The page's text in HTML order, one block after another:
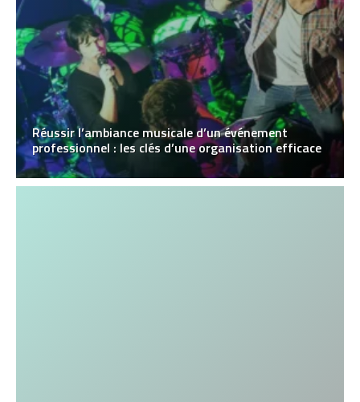
Réussir l’ambiance musicale d’un événement
professionnel : les clés d’une organisation efficace